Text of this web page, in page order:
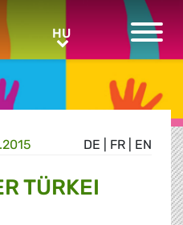
HUHU
DE FR EN
TÜRKEI